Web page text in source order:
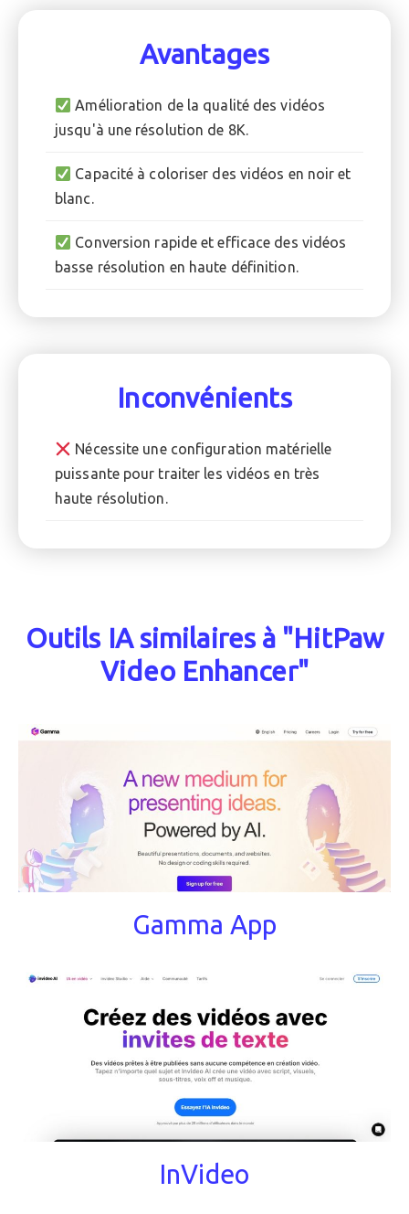
Avantages
Amélioration de la qualité des vidéos
jusqu'à une résolution de 8K.
Capacité à coloriser des vidéos en noir et
blanc.
Conversion rapide et efficace des vidéos
basse résolution en haute définition.
Inconvénients
Nécessite une configuration matérielle
puissante pour traiter les vidéos en très
haute résolution.
Outils IA similaires à "HitPaw
Video Enhancer"
Gamma App
InVideo